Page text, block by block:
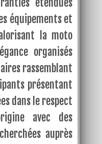
étendues
équipements et
la moto
organisés
rassemblant
présentant
dans le respect
avec des
auprès